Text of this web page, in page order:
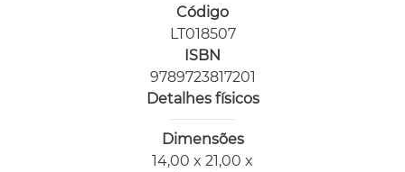
Código
LT018507
ISBN
9789723817201
Detalhes físicos
Dimensões
14,00 x 21,00 x